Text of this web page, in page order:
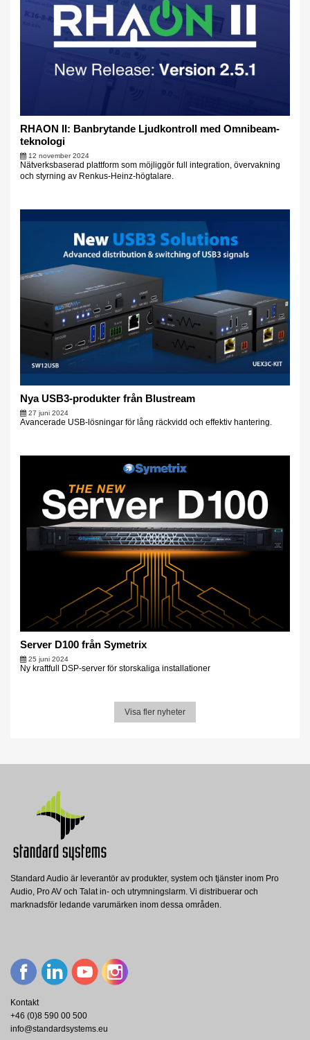
RHAON II: Banbrytande Ljudkontroll med Omnibeam-
teknologi
12 november 2024
Nätverksbaserad plattform som möjliggör full integration, övervakning
och styrning av Renkus-Heinz-högtalare.
Nya USB3-produkter från Blustream
27 juni 2024
Avancerade USB-lösningar för lång räckvidd och effektiv hantering.
Server D100 från Symetrix
25 juni 2024
Ny kraftfull DSP-server för storskaliga installationer
Visa fler nyheter
Standard Audio är leverantör av produkter, system och tjänster inom Pro
Audio, Pro AV och Talat in- och utrymningslarm. Vi distribuerar och
marknadsför ledande varumärken inom dessa områden.
Kontakt
+46 (0)8 590 00 500
info@standardsystems.eu